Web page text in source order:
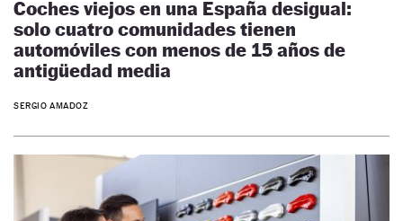
Coches viejos en una España desigual:
solo cuatro comunidades tienen
automóviles con menos de 15 años de
antigüedad media
SERGIO AMADOZ